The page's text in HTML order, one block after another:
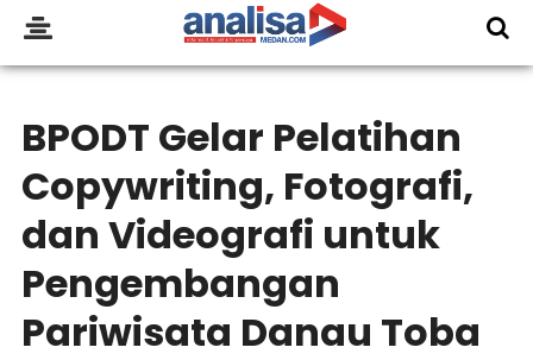
BPODT Gelar Pelatihan
Copywriting, Fotografi,
dan Videografi untuk
Pengembangan
Pariwisata Danau Toba